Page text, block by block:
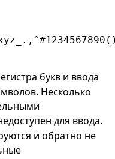
букв и ввода
Несколько
для ввода.
и обратно не